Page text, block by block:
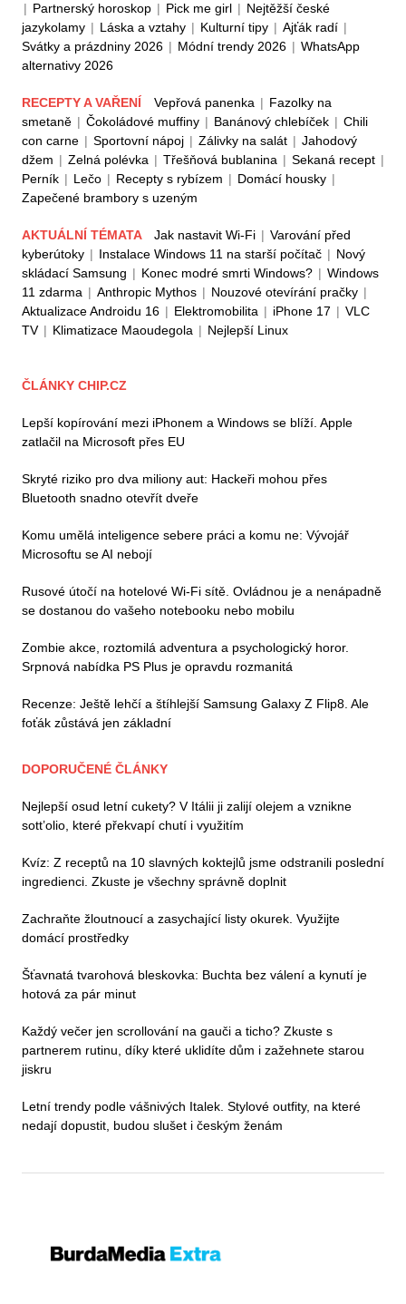
| Partnerský horoskop | Pick me girl | Nejtěžší české
jazykolamy | Láska a vztahy | Kulturní tipy | Ajťák radí |
Svátky a prázdniny 2026 | Módní trendy 2026 | WhatsApp
alternativy 2026
RECEPTY A VAŘENÍ Vepřová panenka | Fazolky na
smetaně | Čokoládové muffiny | Banánový chlebíček | Chili
con carne | Sportovní nápoj | Zálivky na salát | Jahodový
džem | Zelná polévka | Třešňová bublanina | Sekaná recept |
Perník | Lečo | Recepty s rybízem | Domácí housky |
Zapečené brambory s uzeným
AKTUÁLNÍ TÉMATA Jak nastavit Wi-Fi | Varování před
kyberútoky | Instalace Windows 11 na starší počítač | Nový
skládací Samsung | Konec modré smrti Windows? | Windows
11 zdarma | Anthropic Mythos | Nouzové otevírání pračky |
Aktualizace Androidu 16 | Elektromobilita | iPhone 17 | VLC
TV | Klimatizace Maoudegola | Nejlepší Linux
ČLÁNKY CHIP.CZ
Lepší kopírování mezi iPhonem a Windows se blíží. Apple
zatlačil na Microsoft přes EU
Skryté riziko pro dva miliony aut: Hackeři mohou přes
Bluetooth snadno otevřít dveře
Komu umělá inteligence sebere práci a komu ne: Vývojář
Microsoftu se AI nebojí
Rusové útočí na hotelové Wi-Fi sítě. Ovládnou je a nenápadně
se dostanou do vašeho notebooku nebo mobilu
Zombie akce, roztomilá adventura a psychologický horor.
Srpnová nabídka PS Plus je opravdu rozmanitá
Recenze: Ještě lehčí a štíhlejší Samsung Galaxy Z Flip8. Ale
foťák zůstává jen základní
DOPORUČENÉ ČLÁNKY
Nejlepší osud letní cukety? V Itálii ji zalijí olejem a vznikne
sott’olio, které překvapí chutí i využitím
Kvíz: Z receptů na 10 slavných koktejlů jsme odstranili poslední
ingredienci. Zkuste je všechny správně doplnit
Zachraňte žloutnoucí a zasychající listy okurek. Využijte
domácí prostředky
Šťavnatá tvarohová bleskovka: Buchta bez válení a kynutí je
hotová za pár minut
Každý večer jen scrollování na gauči a ticho? Zkuste s
partnerem rutinu, díky které uklidíte dům i zažehnete starou
jiskru
Letní trendy podle vášnivých Italek. Stylové outfity, na které
nedají dopustit, budou slušet i českým ženám